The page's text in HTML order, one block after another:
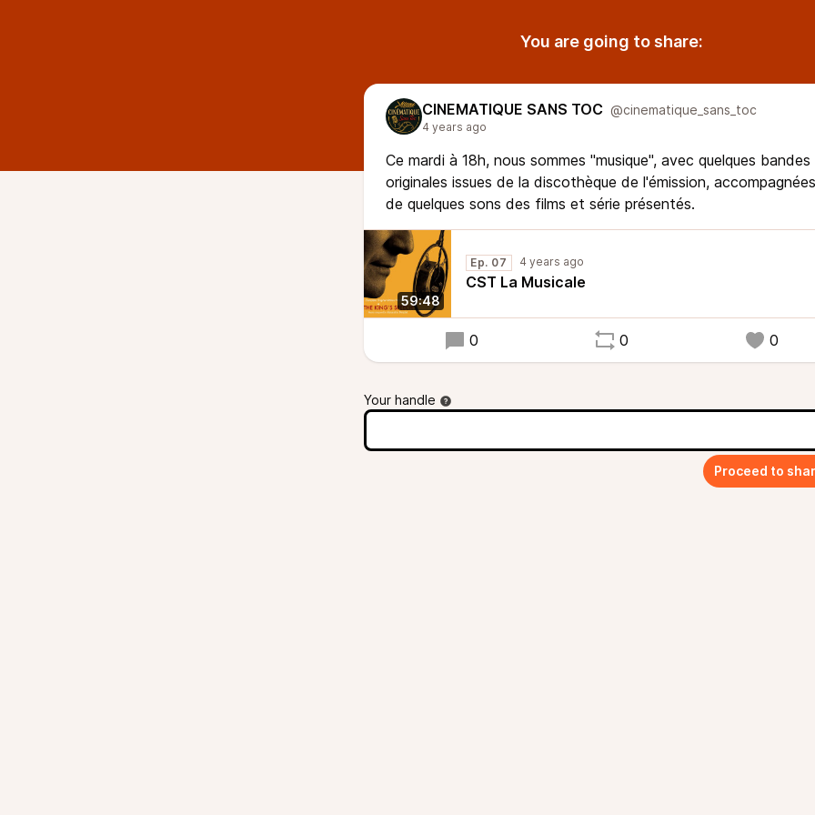
You are going to share:
CINEMATIQUE SANS TOC @cinematique_sans_toc
4 years ago
Ce mardi à 18h, nous sommes "musique", avec quelques bandes
originales issues de la discothèque de l'émission, accompagnées
de quelques sons des films et série présentés.
59:48
Ep. 07 4 years ago
CST La Musicale
0 0 0
Your handle
Proceed to